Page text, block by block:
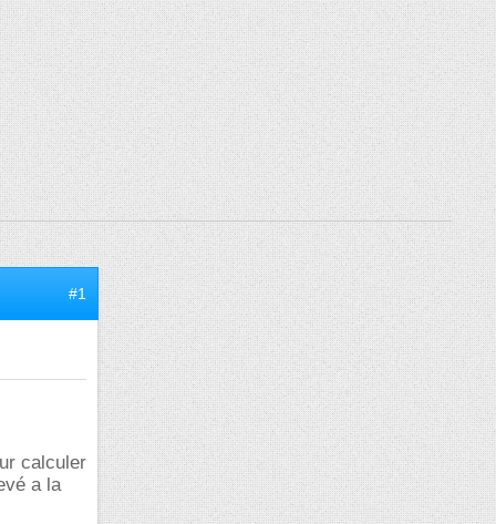
#1
calculer
a la